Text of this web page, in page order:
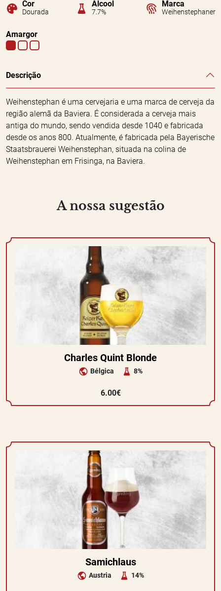
Cor
Dourada
Álcool
7.7%
Marca
Weihenstephaner
Amargor
Descrição
Weihenstephan é uma cervejaria e uma marca de cerveja da
região alemã da Baviera. É considerada a cerveja mais
antiga do mundo, sendo vendida desde 1040 e fabricada
desde os anos 800. Atualmente, é fabricada pela Bayerische
Staatsbrauerei Weihenstephan, situada na colina de
Weihenstephan em Frisinga, na Baviera.
A nossa sugestão
Charles Quint Blonde
Bélgica 8%
6.00€
Samichlaus
Austria 14%